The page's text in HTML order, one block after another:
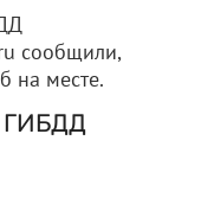
сообщили,
на месте.
ГИБДД